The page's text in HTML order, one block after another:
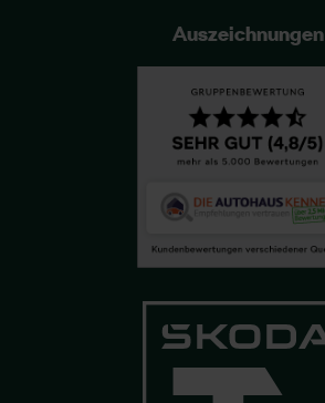
Auszeichnungen